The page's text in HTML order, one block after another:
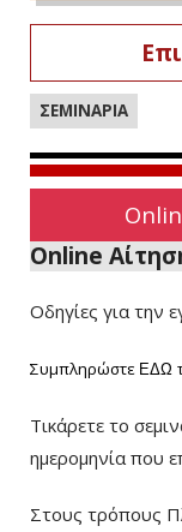
ΣΕΜΙΝΑΡΙΑ
Online
Οδηγίες για την
Συμπληρώστε ΕΔΩ
Τικάρετε το
ημερομηνία που
Στους τρόπους